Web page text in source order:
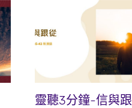
靈聽3分鐘-信與跟